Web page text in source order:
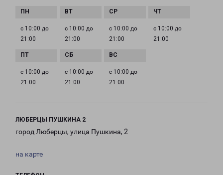
с 10:00 до
21:00
с 10:00 до
21:00
с 10:00 до
21:00
с 10:00 до
21:00
с 10:00 до
21:00
с 10:00 до
21:00
с 10:00 до
21:00
ЛЮБЕРЦЫ ПУШКИНА 2
город Люберцы, улица Пушкина, 2
на карте